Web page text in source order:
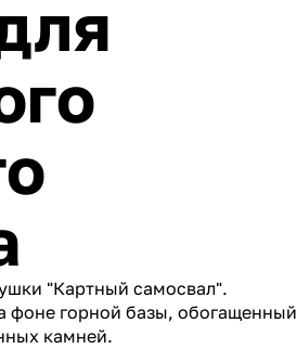
"Картный самосвал".
фоне горной базы, обогащенный
камней.